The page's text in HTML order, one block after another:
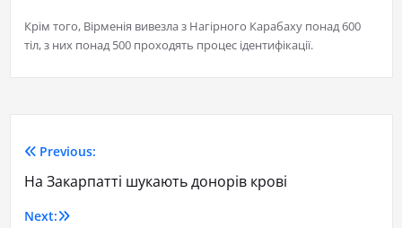
Крім того, Вірменія вивезла з Нагірного Карабаху понад 600
тіл, з них понад 500 проходять процес ідентифікації.
Previous:
На Закарпатті шукають донорів крові
Next: